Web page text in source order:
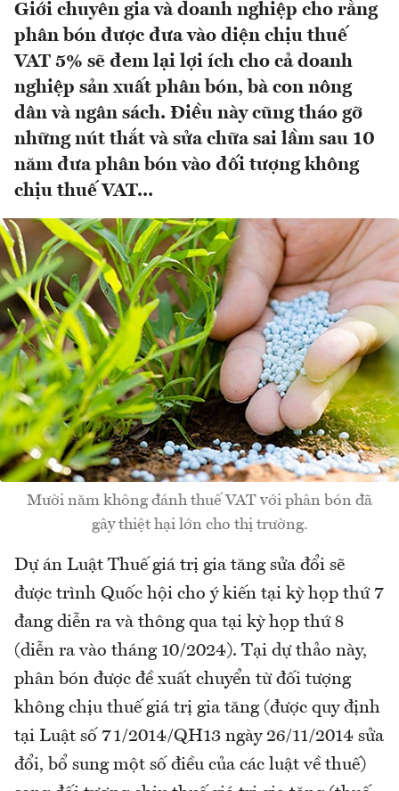
Giới chuyên gia và doanh nghiệp cho rằng
phân bón được đưa vào diện chịu thuế
VAT 5% sẽ đem lại lợi ích cho cả doanh
nghiệp sản xuất phân bón, bà con nông
dân và ngân sách. Điều này cũng tháo gỡ
những nút thắt và sửa chữa sai lầm sau 10
năm đưa phân bón vào đối tượng không
chịu thuế VAT...
Mười năm không đánh thuế VAT với phân bón đã
gây thiệt hại lớn cho thị trường.
Dự án Luật Thuế giá trị gia tăng sửa đổi sẽ
được trình Quốc hội cho ý kiến tại kỳ họp thứ 7
đang diễn ra và thông qua tại kỳ họp thứ 8
(diễn ra vào tháng 10/2024). Tại dự thảo này,
phân bón được đề xuất chuyển từ đối tượng
không chịu thuế giá trị gia tăng (được quy định
tại Luật số 71/2014/QH13 ngày 26/11/2014 sửa
đổi, bổ sung một số điều của các luật về thuế)